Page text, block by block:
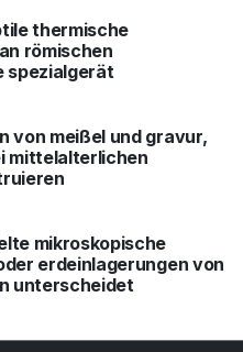
thermische
römischen
spezialgerät
von meißel und gravur,
mittelalterlichen
mikroskopische
erdeinlagerungen von
unterscheidet